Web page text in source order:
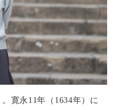
寛永11年（1634年）に